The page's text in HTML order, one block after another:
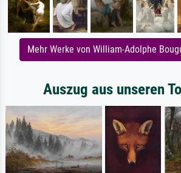
Mehr Werke von William-Adolphe
Auszug aus unseren